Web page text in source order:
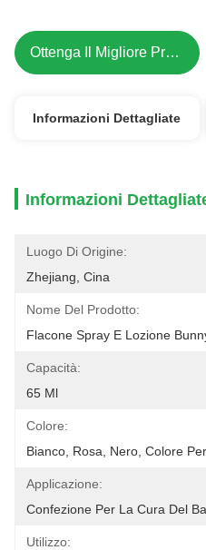
Ottenga Il Migliore Prezzo
Informazioni Dettagliate
Informazioni
Luogo Di Origine:
Zhejiang, Cina
Nome Del Prodotto:
Flacone Spray E Lozione
Capacità:
65 Ml
Colore:
Bianco, Rosa, Nero, Colore
Applicazione:
Confezione Per La Cura Del
Utilizzo: